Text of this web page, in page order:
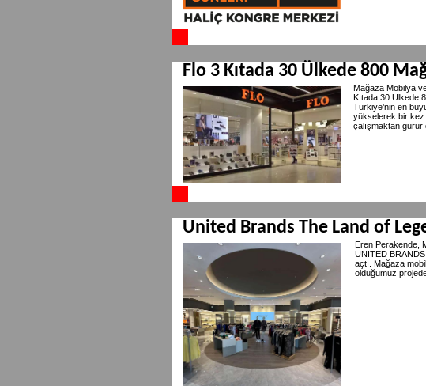
Flo 3 Kıtada 30 Ülkede 800
Mağaza Mobilya
Kıtada 30 Ülkede
Türkiye’nin en
yükselerek bir kez
çalışmaktan gurur
United Brands The Land of
Eren Perakende,
UNITED
açtı. Mağaza
olduğumuz